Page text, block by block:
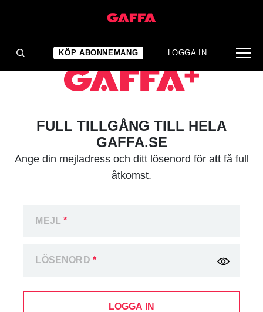
KÖP ABONNEMANG LOGGA IN
FULL TILLGÅNG TILL HELA
GAFFA.SE
Ange din mejladress och ditt lösenord för att få full
åtkomst.
MEJL*
LÖSENORD *
LOGGA IN